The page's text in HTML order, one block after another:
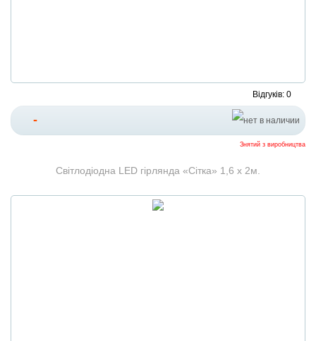
Відгуків: 0
-
Знятий з виробництва
Світлодіодна LED гірлянда «Сітка» 1,6 х 2м.